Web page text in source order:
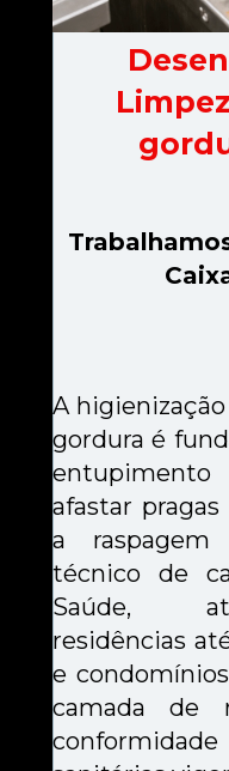
A
gordura é
afastar
a
técnico de
Saúde,
residências
e
camada de